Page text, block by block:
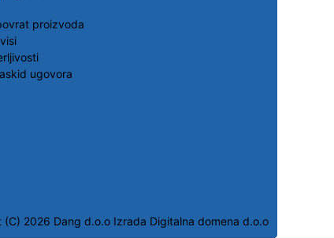
proizvoda
ugovora
(C) 2026 Dang d.o.o Izrada Digitalna domena d.o.o